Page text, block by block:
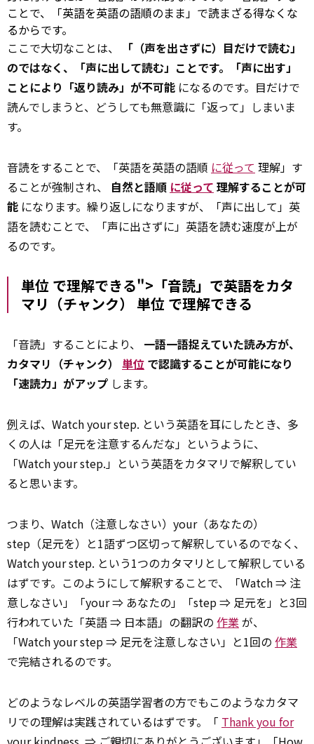
ことで、「英語を英語の語順のまま」で読まざる得なくな
るからです。
ここで大切なことは、
「（声を出さずに）目だけで読む」
のではなく、「声に出して読む」ことです。「声に出す」
ことにより「返り読み」が不可能 になるのです。目だけで
読んでしまうと、どうしても無意識に「返って」しまいま
す。
音読をすることで、「英語を英語の語順 に従って 理解」す
ることが強制され、 自然と語順 に従って 理解することが可
能 になります。繰り返しになりますが、「声に出して」英
語を読むことで、「声に出さずに」英語を読む速度が上が
るのです。
単位 で理解できる">「音読」で英語をカタ
マリ（チャンク） 単位 で理解できる
「音読」することにより、 一語一語捉えていた読み方が、
カタマリ（チャンク） 単位 で認識することが可能になり
「速読力」がアップ します。
例えば、Watch your step. という英語を耳にしたとき、多
くの人は「足元を注意するんだな」というように、
「Watch your step.」という英語をカタマリで解釈してい
ると思います。
つまり、Watch（注意しなさい）your（あなたの）
step（足元を）と1語ずつ区切って解釈しているのでなく、
Watch your step. という1つのカタマリとして解釈している
はずです。このようにして解釈することで、「Watch ⇒ 注
意しなさい」「your ⇒ あなたの」「step ⇒ 足元を」と3回
行われていた「英語 ⇒ 日本語」の翻訳の 作業が、
「Watch your step ⇒ 足元を注意しなさい」と1回の 作業
で完結されるのです。
どのようなレベルの英語学習者の方でもこのようなカタマ
リでの理解は実践されているはずです。「 Thank you for